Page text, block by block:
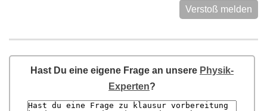
Verstoß melden
Hast Du eine eigene Frage an unsere Physik-
Experten?